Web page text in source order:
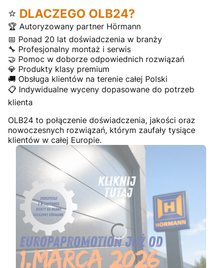
⭐ DLACZEGO OLB24?
🏆 Autoryzowany partner Hörmann
📅 Ponad 20 lat doświadczenia w branży
🔧 Profesjonalny montaż i serwis
🤝 Pomoc w doborze odpowiednich rozwiązań
💎 Produkty klasy premium
🚚 Obsługa klientów na terenie całej Polski
📋 Indywidualne wyceny dopasowane do potrzeb
klienta
OLB24 to połączenie doświadczenia, jakości oraz
nowoczesnych rozwiązań, którym zaufały tysiące
klientów w całej Europie.